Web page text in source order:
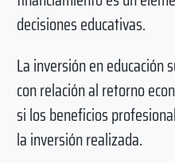
decisiones educativas.
La inversión en educación
con relación al retorno
si los beneficios
la inversión realizada.